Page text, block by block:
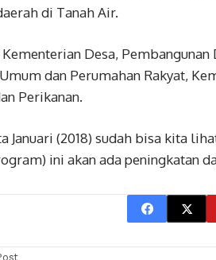
di Tanah Air.
Desa,
dan Perumahan Rakyat,
Perikanan.
Januari (2018) sudah bisa kita
ini akan ada peningkatan